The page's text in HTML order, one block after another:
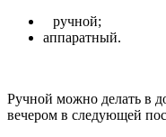
ручной;
аппаратный.
Ручной можно делать в
вечером в следующей